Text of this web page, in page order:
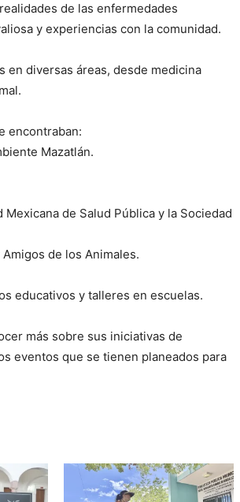
de las enfermedades
y experiencias con la comunidad.
en diversas áreas, desde medicina
encontraban:
Mazatlán.
de Salud Pública y la Sociedad
de los Animales.
educativos y talleres en escuelas.
más sobre sus iniciativas de
eventos que se tienen planeados para